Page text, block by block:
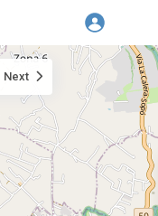
Next